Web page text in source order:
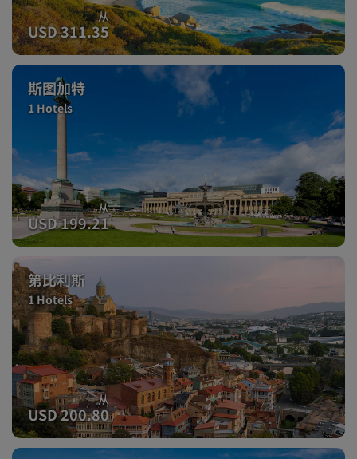
从
USD 311.35
斯图加特
1 Hotels
从
USD 199.21
第比利斯
1 Hotels
从
USD 200.80